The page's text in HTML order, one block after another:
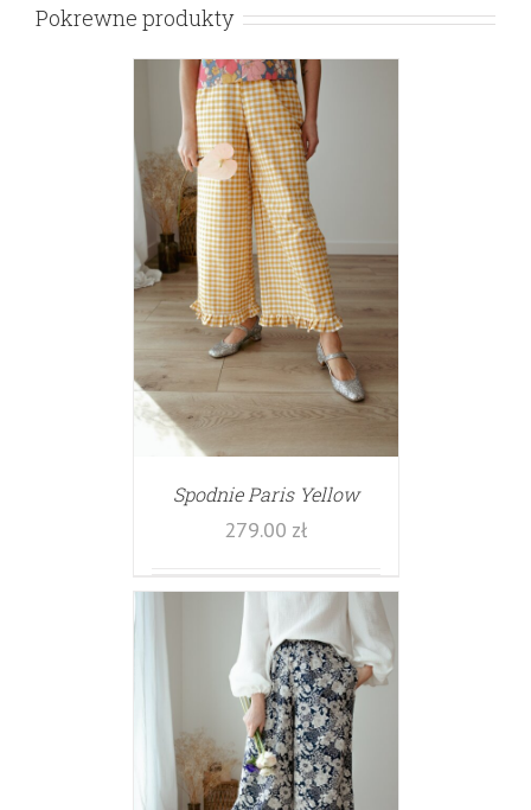
Pokrewne produkty
Spodnie Paris Yellow
279.00 zł